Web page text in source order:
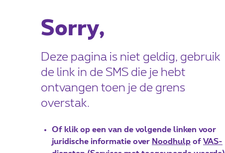
Sorry,
Deze pagina is niet geldig, gebruik
de link in de SMS die je hebt
ontvangen toen je de grens
overstak.
Of klik op een van de volgende linken voor
juridische informatie over Noodhulp of VAS-